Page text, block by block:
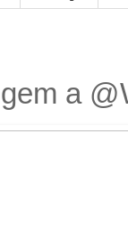
a